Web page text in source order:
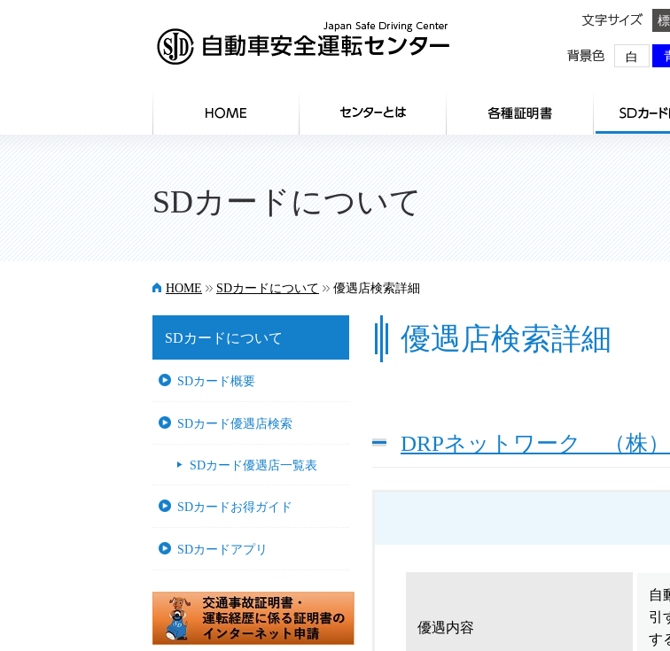
白
SDカードについて
HOME >> SDカードについて >> 優遇店検索詳細
優遇店検索詳細
DRPネットワーク （株
優遇内容
自
引
す
SDカードについて
SDカード概要
SDカード優遇店検索
SDカード優遇店一覧表
SDカードお得ガイド
SDカードアプリ